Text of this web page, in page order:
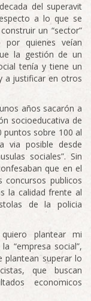
del superavit
a lo que se
un “sector”
por quienes veían
la gestión de un
tenía y tiene un
a justificar en otros
años sacarón a
socioeducativa de
puntos sobre 100 al
via posible desde
sociales”. Sin
que en el
publicos
la calidad frente al
de la policia
plantear mi
“empresa social”,
plantean superar lo
que buscan
economicos